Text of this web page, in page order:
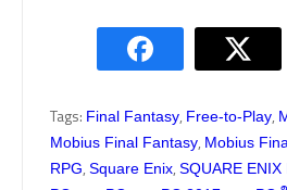
Tags: Final Fantasy, Free-to-Play,
Mobius Final Fantasy, Mobius
RPG, Square Enix, SQUARE ENIX